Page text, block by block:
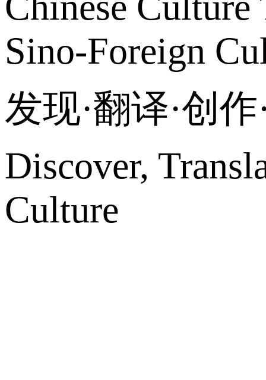
Sino-Foreign
发现·翻译·创
Discover,
Culture